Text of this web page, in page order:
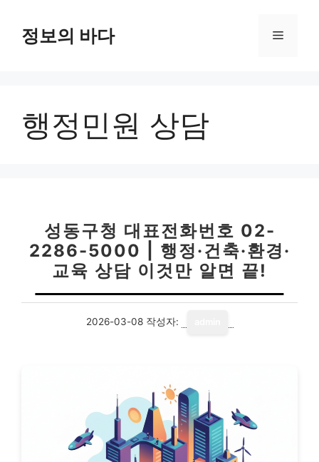
정보의 바다 메
행정민원 상담
성동구청 대표전화번호 02-
2286-5000 | 행정·건축·환경·
교육 상담 이것만 알면 끝!
2026-03-08 작성자: